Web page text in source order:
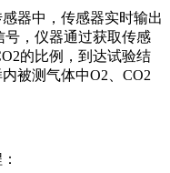
器中，传感器实时输出
号，仪器通过获取传感
的比例，到达试验结
被测气体中O2、CO2